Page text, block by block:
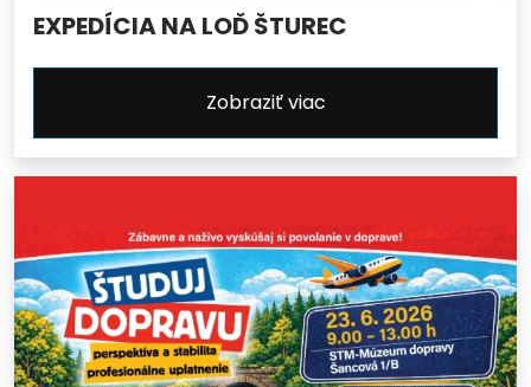
EXPEDÍCIA NA LOĎ ŠTUREC
Zobraziť viac